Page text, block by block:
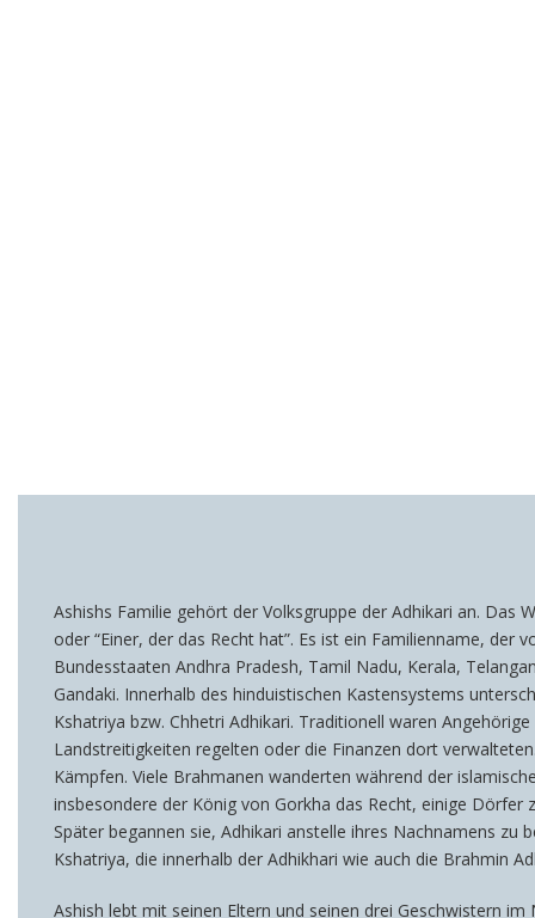
Ashishs Familie gehört der Volksgruppe der Adhikari an. Das
oder “Einer, der das Recht hat”. Es ist ein Familienname,
Bundesstaaten Andhra Pradesh, Tamil Nadu, Kerala,
Gandaki. Innerhalb des hinduistischen Kastensystems
Kshatriya bzw. Chhetri Adhikari. Traditionell waren
Landstreitigkeiten regelten oder die Finanzen dort
Kämpfen. Viele Brahmanen wanderten während der
insbesondere der König von Gorkha das Recht, einige
Später begannen sie, Adhikari anstelle ihres Nachnamens zu
Kshatriya, die innerhalb der Adhikhari wie auch die Brahmin
Ashish lebt mit seinen Eltern und seinen drei Geschwistern